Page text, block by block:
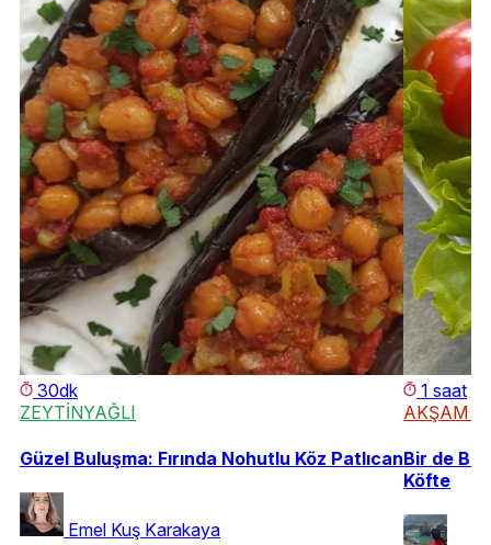
30dk
ZEYTİNYAĞLI
Güzel Buluşma: Fırında Nohutlu Köz Patlıcan
Emel Kuş Karakaya
1 saat
AKŞAM
Bir de
Köfte